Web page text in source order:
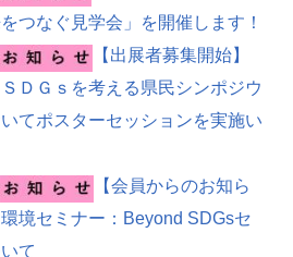
つなぐ見学会」を開催します！
​【出展者募集開始】
ＳＤＧｓを考える県民シンポジウ
てポスターセッションを実施い
【会員からのお知ら
境セミナー：Beyond SDGsセ
て